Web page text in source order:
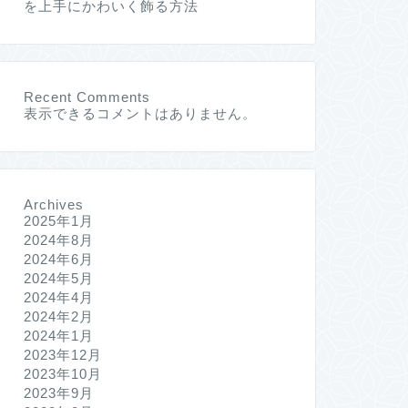
を上手にかわいく飾る方法
Recent Comments
表示できるコメントはありません。
Archives
2025年1月
2024年8月
2024年6月
2024年5月
2024年4月
2024年2月
2024年1月
2023年12月
2023年10月
2023年9月